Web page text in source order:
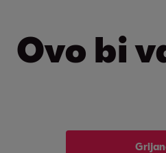
Ovo bi